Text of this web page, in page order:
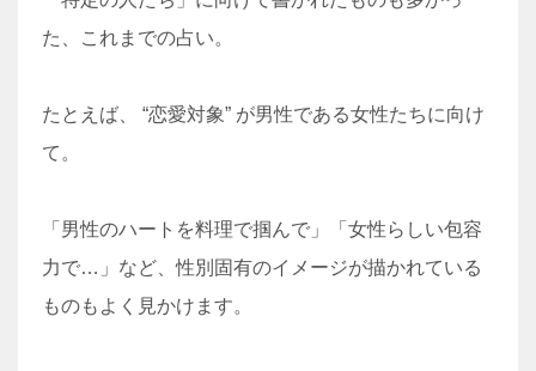
た、これまでの占い。
たとえば、 “恋愛対象” が男性である女性たちに向け
て。
「男性のハートを料理で掴んで」「女性らしい包容
力で…」など、性別固有のイメージが描かれている
ものもよく見かけます。